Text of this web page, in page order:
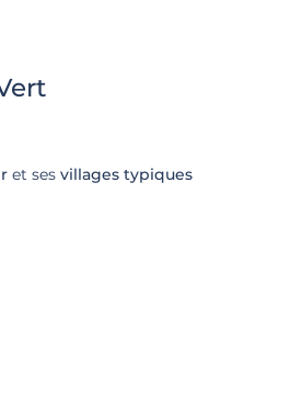
et ses villages typiques